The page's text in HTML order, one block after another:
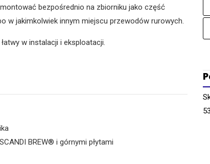
bezpośrednio na zbiorniku jako część
w jakimkolwiek innym miejscu przewodów rurowych.
w instalacji i eksploatacji.
BREW® i górnymi płytami